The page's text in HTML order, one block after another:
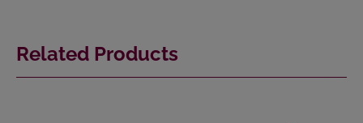
Related Products